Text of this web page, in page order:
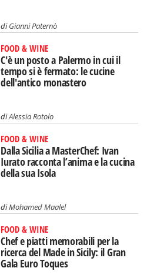
diGianni Paternò
FOOD & WINE
C'è un posto a Palermo in cui il
tempo si è fermato: le cucine
dell'antico monastero
diAlessia Rotolo
FOOD & WINE
Dalla Sicilia a MasterChef: Ivan
Iurato racconta l’anima e la cucina
della sua Isola
diMohamed Maalel
FOOD & WINE
Chef e piatti memorabili per la
ricerca del Made in Sicily: il Gran
Gala Euro Toques